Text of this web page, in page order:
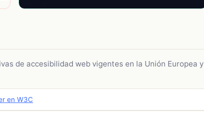
de accesibilidad web vigentes en la Unión Europea y
en W3C